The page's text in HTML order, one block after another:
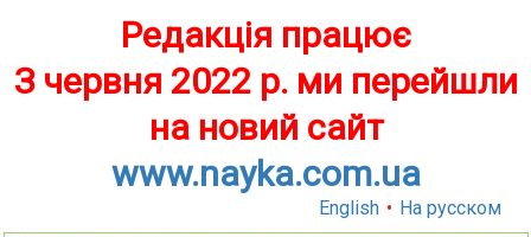
Редакція працює
З червня 2022 р. ми перейшли
на новий сайт
www.nayka.com.ua
English • На русском